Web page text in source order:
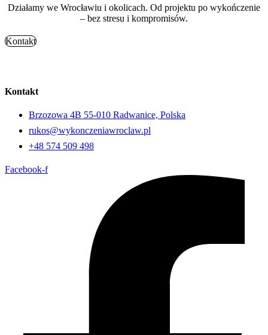
Działamy we Wrocławiu i okolicach. Od projektu po wykończenie
– bez stresu i kompromisów.
Kontakt
Kontakt
Brzozowa 4B 55-010 Radwanice, Polska
rukos@wykonczeniawroclaw.pl
+48 574 509 498
Facebook-f